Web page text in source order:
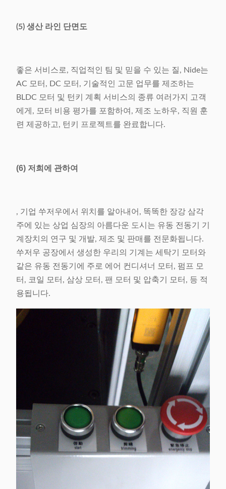
(5) 생산 라인 단면도
좋은 서비스로, 직업적인 팀 및 믿을 수 있는 질, Nide는
AC 모터, DC 모터, 기술적인 고문 업무를 제조하는
BLDC 모터 및 턴키 계획 서비스의 종류 여러가지 고객
에게, 모터 비용 평가를 포함하여, 제조 노하우, 직원 훈
련 제공하고, 턴키 프로젝트를 완료합니다.
(6) 저희에 관하여
, 기업 쑤저우에서 위치를 알아내어, 똑똑한 장강 삼각
주에 있는 상업 심장의 아름다운 도시는 유동 전동기 기
계장치의 연구 및 개발, 제조 및 판매를 전문화됩니다.
쑤저우 공장에서 생성한 우리의 기계는 세탁기 모터와
같은 유동 전동기에 주로 에어 컨디셔너 모터, 펌프 모
터, 코일 모터, 삼상 모터, 팬 모터 및 압축기 모터, 등 적
용됩니다.